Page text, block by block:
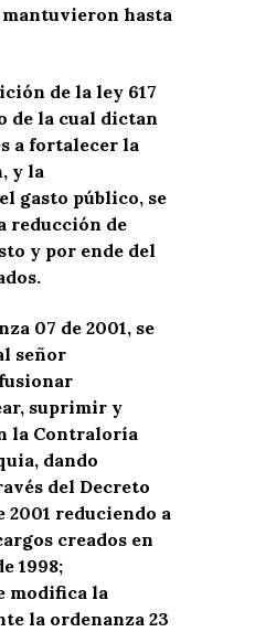
mantuvieron hasta
de la ley 617
de la cual dictan
a fortalecer la
y la
gasto público, se
reducción de
y por ende del
07 de 2001, se
señor
suprimir y
la Contraloría
dando
del Decreto
2001 reduciendo a
creados en
1998;
modifica la
la ordenanza 23